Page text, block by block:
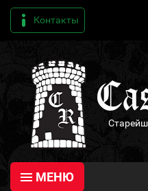
Контакты
МЕНЮ